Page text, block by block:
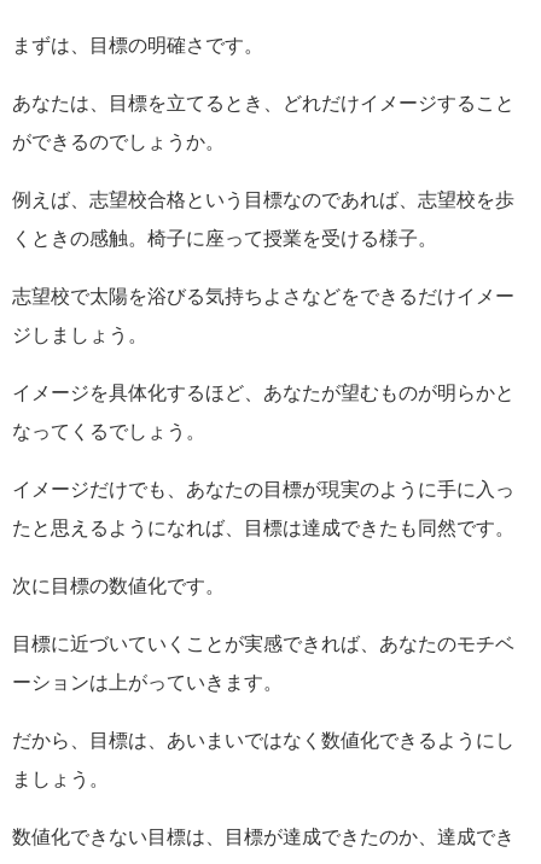
まずは、目標の明確さです。
あなたは、目標を立てるとき、どれだけイメージすること
ができるのでしょうか。
例えば、志望校合格という目標なのであれば、志望校を歩
くときの感触。椅子に座って授業を受ける様子。
志望校で太陽を浴びる気持ちよさなどをできるだけイメー
ジしましょう。
イメージを具体化するほど、あなたが望むものが明らかと
なってくるでしょう。
イメージだけでも、あなたの目標が現実のように手に入っ
たと思えるようになれば、目標は達成できたも同然です。
次に目標の数値化です。
目標に近づいていくことが実感できれば、あなたのモチベ
ーションは上がっていきます。
だから、目標は、あいまいではなく数値化できるようにし
ましょう。
数値化できない目標は、目標が達成できたのか、達成でき